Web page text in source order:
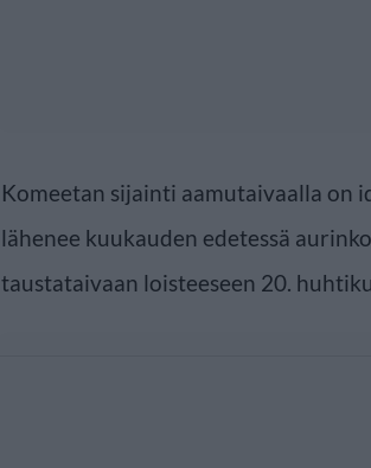
Komeetan sijainti aamutaivaalla on
lähenee kuukauden edetessä
taustataivaan loisteeseen 20.